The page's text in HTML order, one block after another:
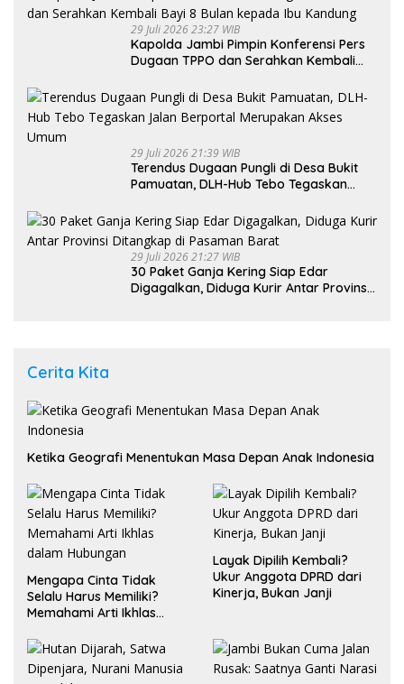
29 Juli 2026 23:27 WIB
Kapolda Jambi Pimpin Konferensi Pers
Dugaan TPPO dan Serahkan Kembali
29 Juli 2026 21:39 WIB
Terendus Dugaan Pungli di Desa Bukit
Pamuatan, DLH-Hub Tebo Tegaskan
Umum
29 Juli 2026 21:27 WIB
30 Paket Ganja Kering Siap Edar
Digagalkan, Diduga Kurir Antar Provinsi
Cerita Kita
Ketika Geografi Menentukan Masa Depan Anak Indonesia
Mengapa Cinta Tidak
Selalu Harus Memiliki?
Memahami Arti Ikhlas
Layak Dipilih Kembali?
Ukur Anggota DPRD dari
Kinerja, Bukan Janji